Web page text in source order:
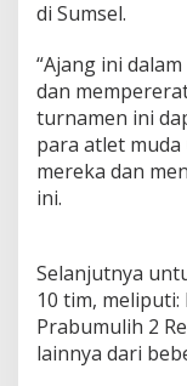
di Sumsel.
“Ajang ini
dan
turnamen ini
para atlet
mereka dan
ini.
Selanjutnya
10 tim, meliputi:
Prabumulih 2
lainnya dari